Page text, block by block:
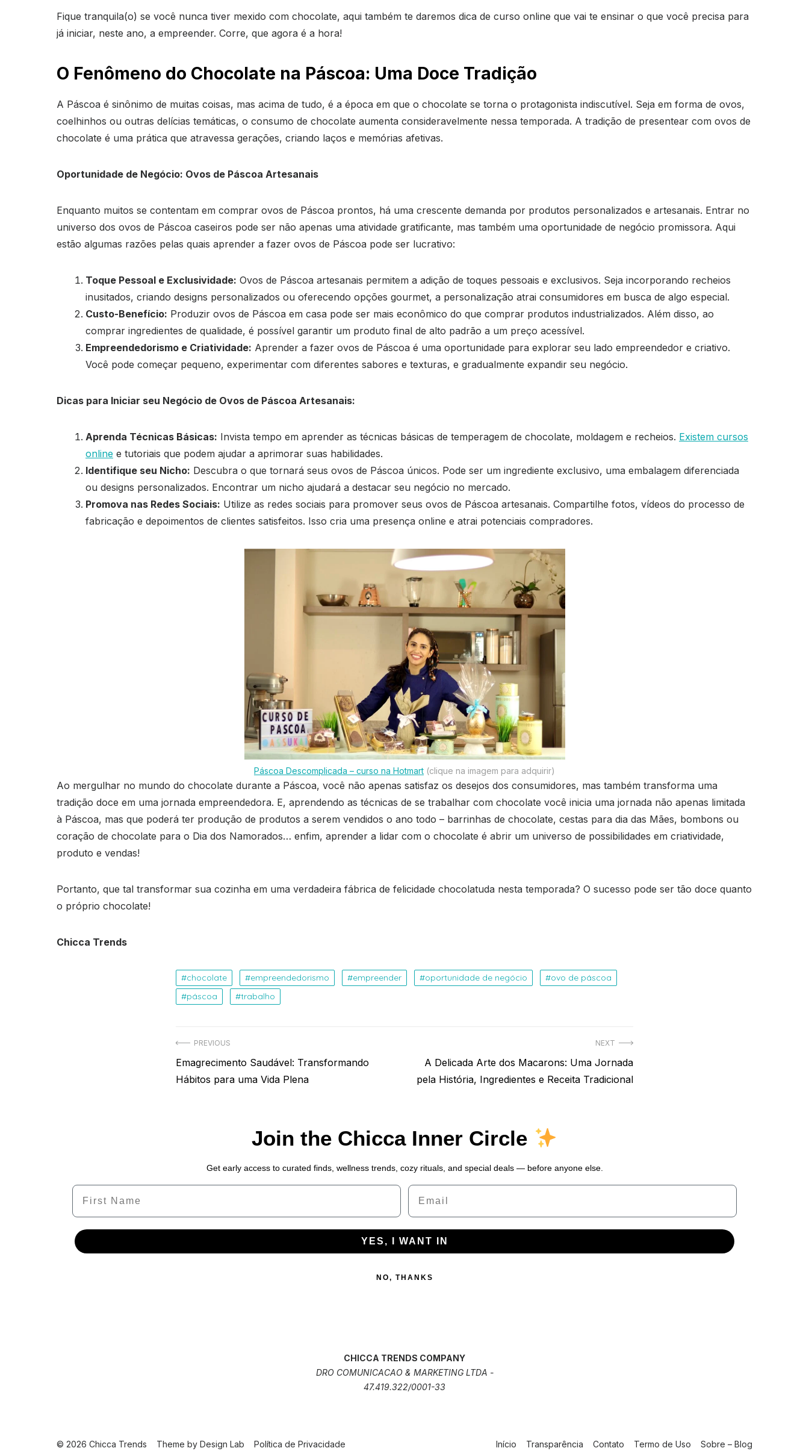
Fique tranquila(o) se você nunca tiver mexido com chocolate, aqui também te daremos dica de curso online que vai te ensinar o que você precisa para
já iniciar, neste ano, a empreender. Corre, que agora é a hora!
O Fenômeno do Chocolate na Páscoa: Uma Doce Tradição
A Páscoa é sinônimo de muitas coisas, mas acima de tudo, é a época em que o chocolate se torna o protagonista indiscutível. Seja em forma de ovos,
coelhinhos ou outras delícias temáticas, o consumo de chocolate aumenta consideravelmente nessa temporada. A tradição de presentear com ovos de
chocolate é uma prática que atravessa gerações, criando laços e memórias afetivas.
Oportunidade de Negócio: Ovos de Páscoa Artesanais
Enquanto muitos se contentam em comprar ovos de Páscoa prontos, há uma crescente demanda por produtos personalizados e artesanais. Entrar no
universo dos ovos de Páscoa caseiros pode ser não apenas uma atividade gratificante, mas também uma oportunidade de negócio promissora. Aqui
estão algumas razões pelas quais aprender a fazer ovos de Páscoa pode ser lucrativo:
Toque Pessoal e Exclusividade: Ovos de Páscoa artesanais permitem a adição de toques pessoais e exclusivos. Seja incorporando recheios
inusitados, criando designs personalizados ou oferecendo opções gourmet, a personalização atrai consumidores em busca de algo especial.
Custo-Benefício: Produzir ovos de Páscoa em casa pode ser mais econômico do que comprar produtos industrializados. Além disso, ao
comprar ingredientes de qualidade, é possível garantir um produto final de alto padrão a um preço acessível.
Empreendedorismo e Criatividade: Aprender a fazer ovos de Páscoa é uma oportunidade para explorar seu lado empreendedor e criativo.
Você pode começar pequeno, experimentar com diferentes sabores e texturas, e gradualmente expandir seu negócio.
Dicas para Iniciar seu Negócio de Ovos de Páscoa Artesanais:
Aprenda Técnicas Básicas: Invista tempo em aprender as técnicas básicas de temperagem de chocolate, moldagem e recheios. Existem cursos
online e tutoriais que podem ajudar a aprimorar suas habilidades.
Identifique seu Nicho: Descubra o que tornará seus ovos de Páscoa únicos. Pode ser um ingrediente exclusivo, uma embalagem diferenciada
ou designs personalizados. Encontrar um nicho ajudará a destacar seu negócio no mercado.
Promova nas Redes Sociais: Utilize as redes sociais para promover seus ovos de Páscoa artesanais. Compartilhe fotos, vídeos do processo de
fabricação e depoimentos de clientes satisfeitos. Isso cria uma presença online e atrai potenciais compradores.
Páscoa Descomplicada – curso na Hotmart (clique na imagem para adquirir)
Ao mergulhar no mundo do chocolate durante a Páscoa, você não apenas satisfaz os desejos dos consumidores, mas também transforma uma
tradição doce em uma jornada empreendedora. E, aprendendo as técnicas de se trabalhar com chocolate você inicia uma jornada não apenas limitada
à Páscoa, mas que poderá ter produção de produtos a serem vendidos o ano todo – barrinhas de chocolate, cestas para dia das Mães, bombons ou
coração de chocolate para o Dia dos Namorados… enfim, aprender a lidar com o chocolate é abrir um universo de possibilidades em criatividade,
produto e vendas!
Portanto, que tal transformar sua cozinha em uma verdadeira fábrica de felicidade chocolatuda nesta temporada? O sucesso pode ser tão doce quanto
o próprio chocolate!
Chicca Trends
chocolate empreendedorismo empreender oportunidade de negócio
ovo de páscoa
páscoa
trabalho
Navegação
de
PREVIOUS
Previous
post:
Emagrecimento Saudável: Transformando
Hábitos para uma Vida Plena
NEXT
Next
post:
A Delicada Arte dos Macarons: Uma Jornada
pela História, Ingredientes e Receita Tradicional
Join the Chicca Inner Circle
Get early access to curated finds, wellness trends, cozy rituals, and special deals — before anyone else.
Name Email
YES, I WANT IN
NO, THANKS
CHICCA TRENDS COMPANY
DRO COMUNICACAO & MARKETING LTDA -
47.419.322/0001-33
Início Transparência Contato Termo de Uso Sobre – Blog
© 2026 Chicca Trends Theme by Design Lab Política de Privacidade